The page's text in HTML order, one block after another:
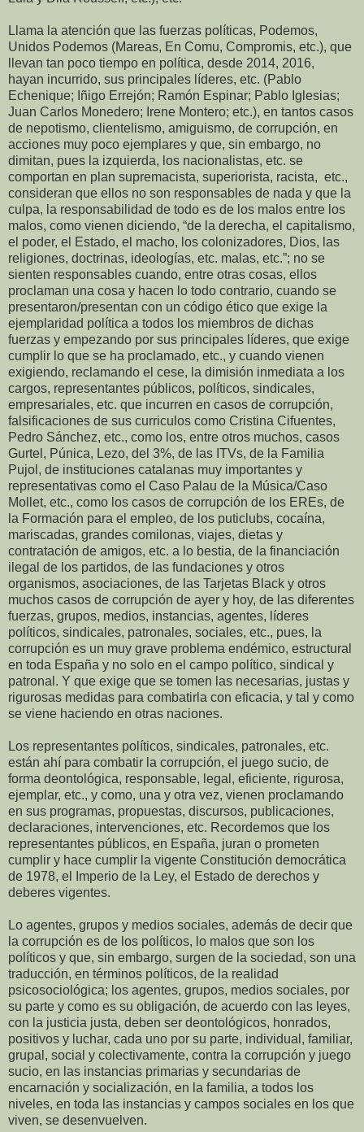
Llama la atención que las fuerzas políticas, Podemos,
Unidos Podemos (Mareas, En Comu, Compromis, etc.), que
llevan tan poco tiempo en política, desde 2014, 2016,
hayan incurrido, sus principales líderes, etc. (Pablo
Echenique; Iñigo Errejón; Ramón Espinar; Pablo Iglesias;
Juan Carlos Monedero; Irene Montero; etc.), en tantos casos
de nepotismo, clientelismo, amiguismo, de corrupción, en
acciones muy poco ejemplares y que, sin embargo, no
dimitan, pues la izquierda, los nacionalistas, etc. se
comportan en plan supremacista, superiorista, racista, etc.,
consideran que ellos no son responsables de nada y que la
culpa, la responsabilidad de todo es de los malos entre los
malos, como vienen diciendo, “de la derecha, el capitalismo,
el poder, el Estado, el macho, los colonizadores, Dios, las
religiones, doctrinas, ideologías, etc. malas, etc.”; no se
sienten responsables cuando, entre otras cosas, ellos
proclaman una cosa y hacen lo todo contrario, cuando se
presentaron/presentan con un código ético que exige la
ejemplaridad política a todos los miembros de dichas
fuerzas y empezando por sus principales líderes, que exige
cumplir lo que se ha proclamado, etc., y cuando vienen
exigiendo, reclamando el cese, la dimisión inmediata a los
cargos, representantes públicos, políticos, sindicales,
empresariales, etc. que incurren en casos de corrupción,
falsificaciones de sus curriculos como Cristina Cifuentes,
Pedro Sánchez, etc., como los, entre otros muchos, casos
Gurtel, Púnica, Lezo, del 3%, de las ITVs, de la Familia
Pujol, de instituciones catalanas muy importantes y
representativas como el Caso Palau de la Música/Caso
Mollet, etc., como los casos de corrupción de los EREs, de
la Formación para el empleo, de los puticlubs, cocaína,
mariscadas, grandes comilonas, viajes, dietas y
contratación de amigos, etc. a lo bestia, de la financiación
ilegal de los partidos, de las fundaciones y otros
organismos, asociaciones, de las Tarjetas Black y otros
muchos casos de corrupción de ayer y hoy, de las diferentes
fuerzas, grupos, medios, instancias, agentes, líderes
políticos, sindicales, patronales, sociales, etc., pues, la
corrupción es un muy grave problema endémico, estructural
en toda España y no solo en el campo político, sindical y
patronal. Y que exige que se tomen las necesarias, justas y
rigurosas medidas para combatirla con eficacia, y tal y como
se viene haciendo en otras naciones.
Los representantes políticos, sindicales, patronales, etc.
están ahí para combatir la corrupción, el juego sucio, de
forma deontológica, responsable, legal, eficiente, rigurosa,
ejemplar, etc., y como, una y otra vez, vienen proclamando
en sus programas, propuestas, discursos, publicaciones,
declaraciones, intervenciones, etc. Recordemos que los
representantes públicos, en España, juran o prometen
cumplir y hace cumplir la vigente Constitución democrática
de 1978, el Imperio de la Ley, el Estado de derechos y
deberes vigentes.
Lo agentes, grupos y medios sociales, además de decir que
la corrupción es de los políticos, lo malos que son los
políticos y que, sin embargo, surgen de la sociedad, son una
traducción, en términos políticos, de la realidad
psicosociológica; los agentes, grupos, medios sociales, por
su parte y como es su obligación, de acuerdo con las leyes,
con la justicia justa, deben ser deontológicos, honrados,
positivos y luchar, cada uno por su parte, individual, familiar,
grupal, social y colectivamente, contra la corrupción y juego
sucio, en las instancias primarias y secundarias de
encarnación y socialización, en la familia, a todos los
niveles, en toda las instancias y campos sociales en los que
viven, se desenvuelven.